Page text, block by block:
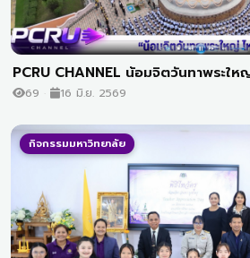
PCRU CHANNEL น้อมจิตวั
69 16 มิ.ย. 2569
กิจกรรมมหาวิทยาลัย